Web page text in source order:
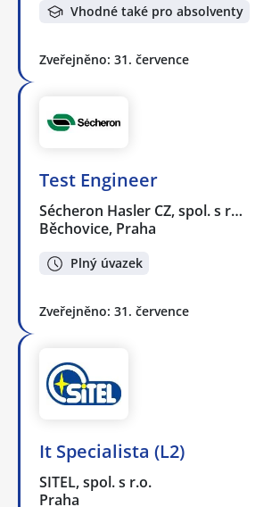
Vhodné také pro absolventy
Zveřejněno: 31. července
Test Engineer
Sécheron Hasler CZ, spol. s r…
Běchovice, Praha
Plný úvazek
Zveřejněno: 31. července
It Specialista (L2)
SITEL, spol. s r.o.
Praha